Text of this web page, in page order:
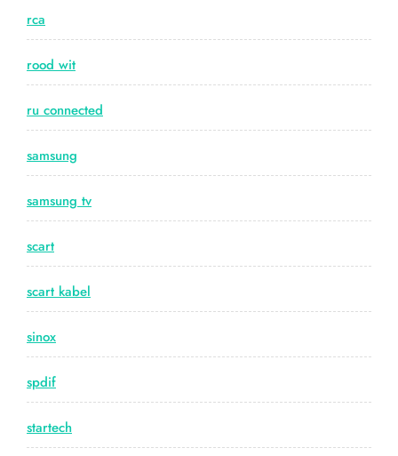
rca
rood wit
ru connected
samsung
samsung tv
scart
scart kabel
sinox
spdif
startech